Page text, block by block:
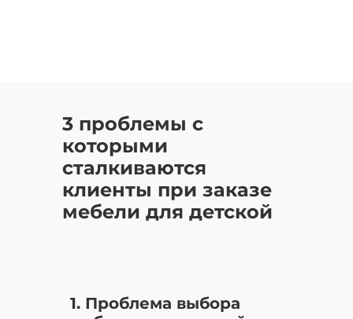
3 проблемы с
которыми
сталкиваются
клиенты при заказе
мебели для детской
1. Проблема выбора